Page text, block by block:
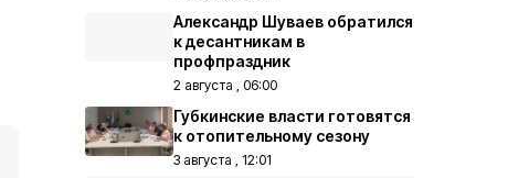
Александр Шуваев обратился
к десантникам в
профпраздник
2 августа , 06:00
Губкинские власти готовятся
к отопительному сезону
3 августа , 12:01